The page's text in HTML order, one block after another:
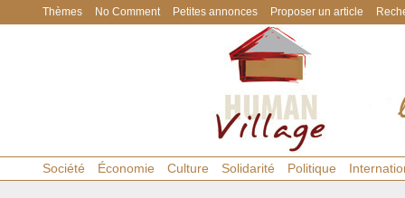
Thèmes No Comment Petites annonces Proposer un article
Société Économie Culture Solidarité Politique